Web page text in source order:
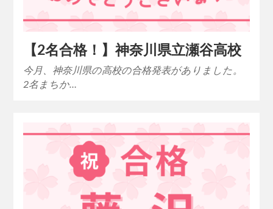
【2名合格！】神奈川県立瀬谷高校
今月、神奈川県の高校の合格発表がありました。
2名まちか…